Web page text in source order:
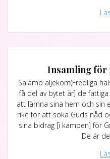
Insamling för
Salamo aljekom(Fredliga
få del av bytet är] de
att lämna sina hem och sin
rike för att söka Guds nåd
sina bidrag [i kampen] för
De är